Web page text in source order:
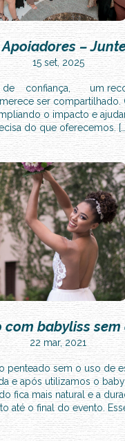
–
15 set, 2025
confiança, um
ser
o impacto e
do que oferecemos.
com babyliss
22 mar, 2021
penteado sem o uso de
e após utilizamos o
fica mais natural e a
até o final do evento.